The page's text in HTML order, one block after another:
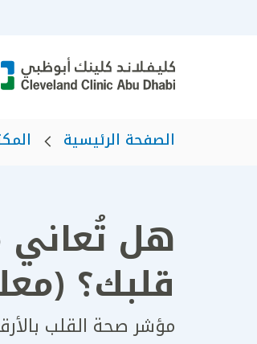
الصفحة الرئيسية
هل تُعاني
قلبك؟
مؤشر صحة القلب